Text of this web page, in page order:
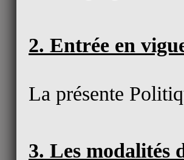
2. Entrée en
La présente
3. Les modalités